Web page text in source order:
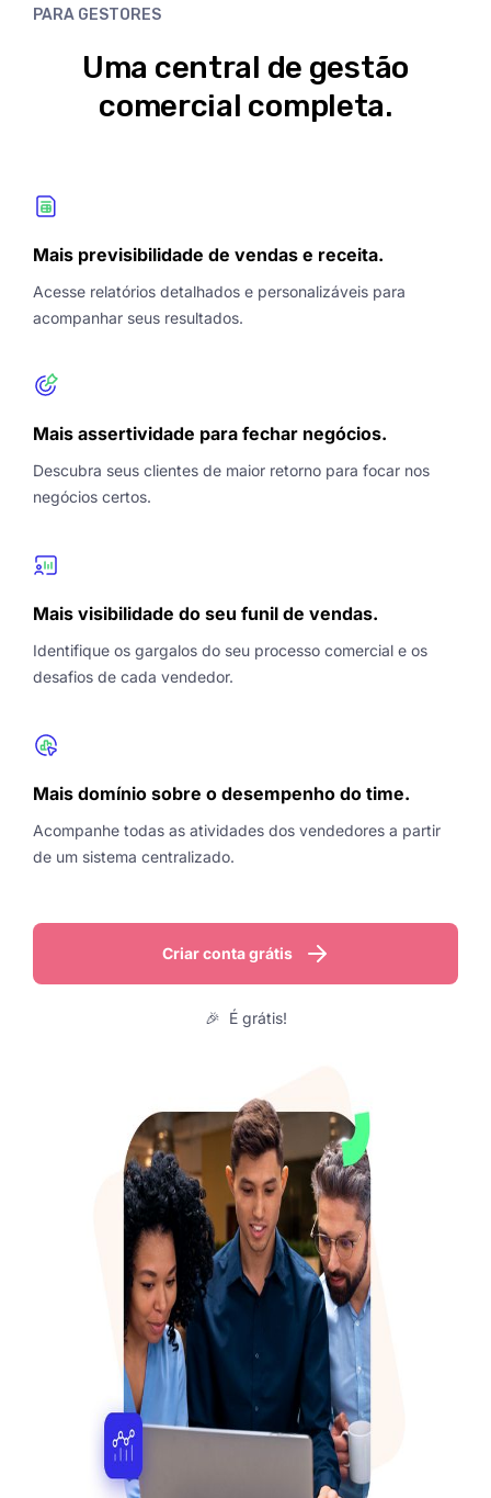
PARA GESTORES
Uma central de gestão
comercial completa.
Mais previsibilidade de vendas e receita.
Acesse relatórios detalhados e personalizáveis para
acompanhar seus resultados.
Mais assertividade para fechar negócios.
Descubra seus clientes de maior retorno para focar nos
negócios certos.
Mais visibilidade do seu funil de vendas.
Identifique os gargalos do seu processo comercial e os
desafios de cada vendedor.
Mais domínio sobre o desempenho do time.
Acompanhe todas as atividades dos vendedores a partir
de um sistema centralizado.
Criar conta grátis
🎉 É grátis!